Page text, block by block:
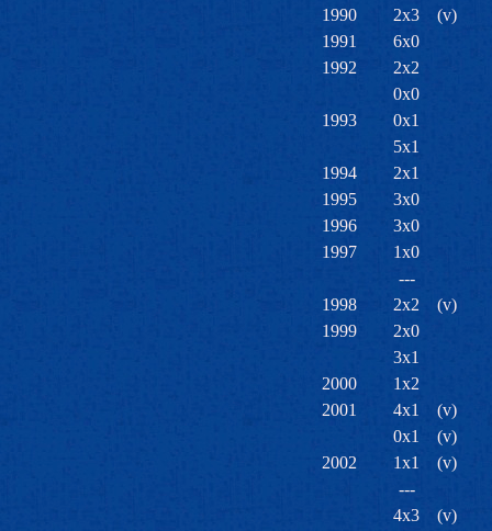
1990
2x3
(v)
1991
6x0
1992
2x2
0x0
1993
0x1
5x1
1994
2x1
1995
3x0
1996
3x0
1997
1x0
---
1998
2x2
(v)
1999
2x0
3x1
2000
1x2
2001
4x1
(v)
0x1
(v)
2002
1x1
(v)
---
4x3
(v)